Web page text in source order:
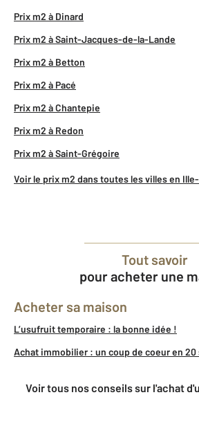
Prix m2 à Dinard
Prix m2 à Saint-Jacques-de-la-Lande
Prix m2 à Betton
Prix m2 à Pacé
Prix m2 à Chantepie
Prix m2 à Redon
Prix m2 à Saint-Grégoire
Voir le prix m2 dans toutes les villes en
Tout savoir
pour acheter une
Acheter sa maison
L’usufruit temporaire : la bonne idée !
Achat immobilier : un coup de coeur en 20
Voir tous nos conseils sur l'achat